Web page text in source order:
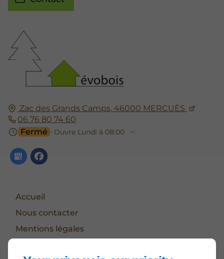
Zac des Grands Camps, 46000 MERCUÈS
06 76 80 74 60
Fermé ⋅ Ouvre Lundi à 08:00
Accueil
Nous contacter
Mentions légales